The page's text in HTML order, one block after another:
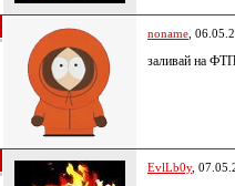
noname ,
заливай на
EvlLb0y,